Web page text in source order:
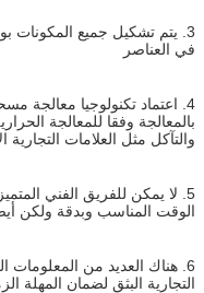
في العناصر
4. اعتماد تكنولوجيا معالجة
والتآكل مثل العلامات التجارية
5. لا يمكن للفريق الفني
الوقت المناسب وبدقة ولكن
6. هناك العديد من المعلومات
التجارية البثق لضمان المهلة